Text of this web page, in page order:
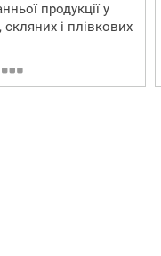
продукції у
скляних і плівкових